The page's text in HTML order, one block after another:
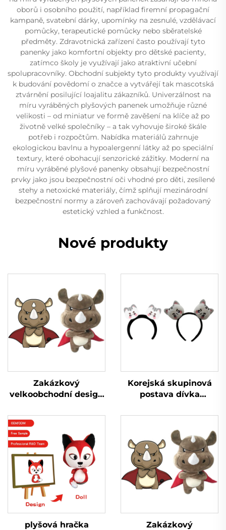
oborů i osobního použití, například firemní propagační
kampaně, svatební dárky, upomínky na zesnulé, vzdělávací
pomůcky, terapeutické pomůcky nebo sběratelské
předměty. Zdravotnická zařízení často používají tyto
panenky jako komfortní objekty pro dětské pacienty,
zatímco školy je využívají jako atraktivní učební
spolupracovníky. Obchodní subjekty tyto produkty využívají
k budování povědomí o značce a vytvářejí tak mascotská
ztvárnění posilující loajalitu zákazníků. Univerzálnost na
míru vyráběných plyšových panenek umožňuje různé
velikosti – od miniatur ve formě zavěšení na klíče až po
životně velké společníky – a tak vyhovuje široké škále
potřeb i rozpočtům. Nabídka materiálů zahrnuje
ekologickou bavlnu a hypoalergenní látky až po speciální
textury, které obohacují senzorické zážitky. Moderní na
míru vyráběné plyšové panenky obsahují bezpečnostní
prvky jako jsou bezpečnostní oči vhodné pro děti, zesílené
stehy a netoxické materiály, čímž splňují mezinárodní
bezpečnostní normy a zároveň zachovávají požadovaný
estetický vzhled a funkčnost.
Nové produkty
Zakázkový
velkoobchodní design
vyrábí hračky Plyšák
na zakázku
Korejská skupinová
postava dívka
plyšová roztomilá
plyšová hračka
Zakázkový